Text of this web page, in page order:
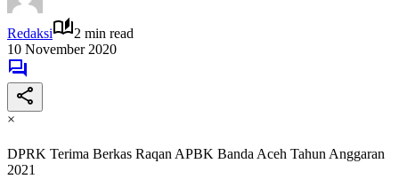
Redaksi
2 min read
10 November 2020
×
DPRK Terima Berkas Raqan APBK Banda Aceh Tahun Anggaran
2021